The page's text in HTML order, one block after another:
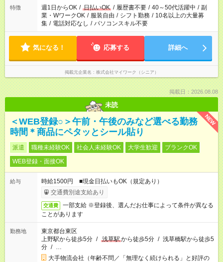
特徴 週1日からOK / 日払いOK / 履歴書不要 / 40～50代活躍中 / 副
業・WワークOK / 服装自由 / シフト勤務 / 10名以上の大量募
集 / 電話対応なし / パソコンスキル不要
気になる！ 応募する 詳細へ
掲載元企業名 株式会社マイワーク（シニア）
掲載日：2026.08.08
未読
NEW
＜WEB登録○＞午前・午後のみなど選べる勤務
時間＊商品にペタッとシール貼り
派遣 職種未経験OK 社会人未経験OK 大学生歓迎
ブランクOK
WEB登録・面接OK
給与
時給1500円 ■現金日払いもOK（規定あり）
交通費別途支給あり
交通費
一部支給 ※登録後、選んだお仕事によって条件が異なる
ことがあります
勤務地
東京都台東区
上野駅から徒歩5分 / 浅草駅から徒歩5分 / 浅草橋駅から徒歩5
分 / …
大手物流会社（年齢不問／「無理なく続けられる」と好評の